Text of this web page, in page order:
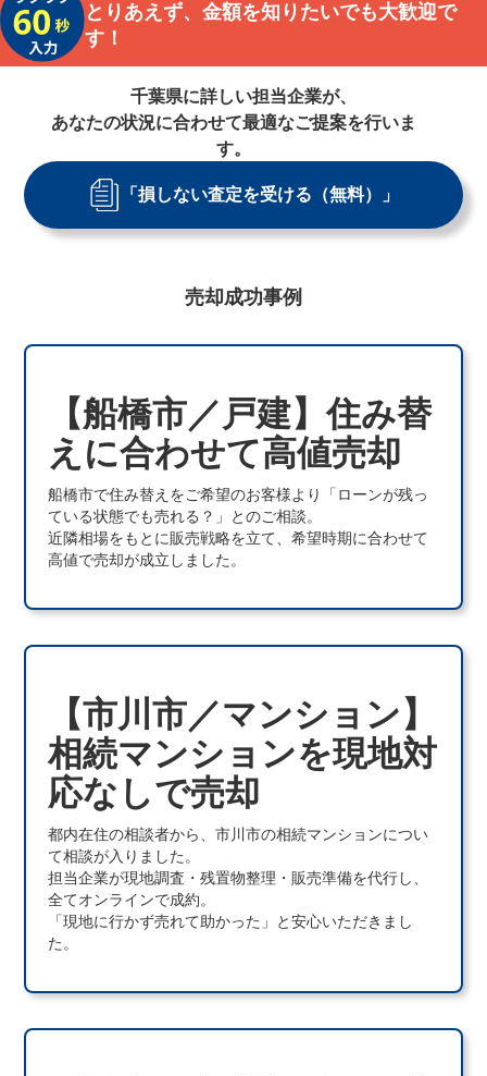
とりあえず、金額を知りたいでも大歓迎で
す！
千葉県に詳しい担当企業が、
あなたの状況に合わせて最適なご提案を行いま
す。
「損しない査定を受ける（無料）」
売却成功事例
【船橋市／戸建】住み替
えに合わせて高値売却
船橋市で住み替えをご希望のお客様より「ローンが残っ
ている状態でも売れる？」とのご相談。
近隣相場をもとに販売戦略を立て、希望時期に合わせて
高値で売却が成立しました。
【市川市／マンション】
相続マンションを現地対
応なしで売却
都内在住の相談者から、市川市の相続マンションについ
て相談が入りました。
担当企業が現地調査・残置物整理・販売準備を代行し、
全てオンラインで成約。
「現地に行かず売れて助かった」と安心いただきまし
た。